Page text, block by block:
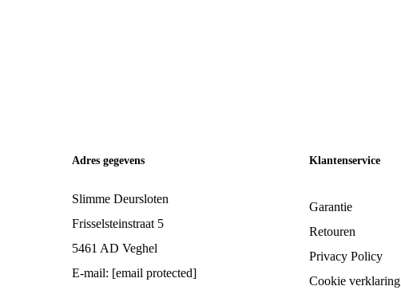
Adres gegevens
Slimme Deursloten
Frisselsteinstraat 5
5461 AD Veghel
E-mail: [email protected]
Klantenservice
Garantie
Retouren
Privacy Policy
Cookie verklaring